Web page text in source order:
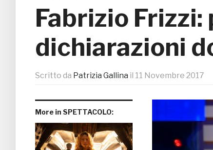
Fabrizio Frizzi:
dichiarazioni
Scritto da Patrizia Gallina il 11 Novembre 2017
More in SPETTACOLO: